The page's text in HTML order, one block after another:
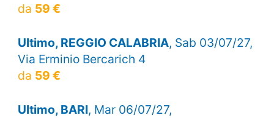
da 59 €
Ultimo, REGGIO CALABRIA, Sab 03/07/27,
Via Erminio Bercarich 4
da 59 €
Ultimo, BARI, Mar 06/07/27,